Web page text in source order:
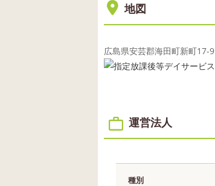
地図
広島県安芸郡海田町新町17-9
運営法人
種別